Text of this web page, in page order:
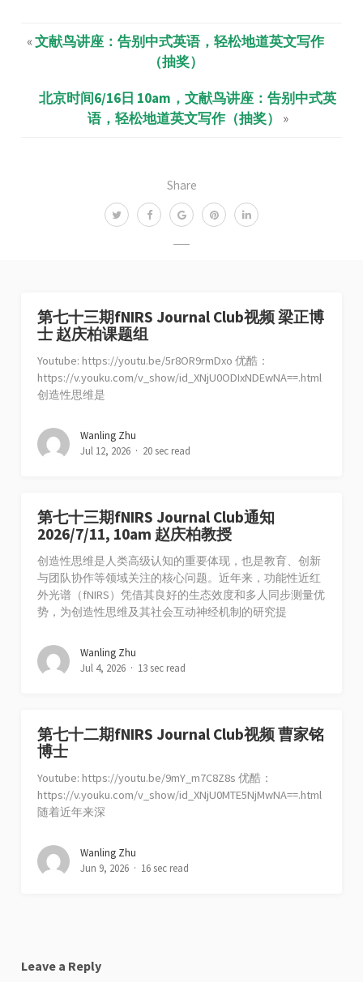
Share
«文献鸟讲座：告别中式英语，轻松地道英文写作
（抽奖）
北京时间6/16日 10am，文献鸟讲座：告别中式英
语，轻松地道英文写作（抽奖）
»
第七十三期fNIRS Journal Club视频 梁正博
士 赵庆柏课题组
Youtube: https://youtu.be/5r8OR9rmDxo 优酷：
https://v.youku.com/v_show/id_XNjU0ODIxNDEwNA==.html
创造性思维是
Wanling Zhu
Jul 12, 2026
20 sec read
第七十三期fNIRS Journal Club通知
2026/7/11, 10am 赵庆柏教授
创造性思维是人类高级认知的重要体现，也是教育、创新
与团队协作等领域关注的核心问题。近年来，功能性近红
外光谱（fNIRS）凭借其良好的生态效度和多人同步测量优
势，为创造性思维及其社会互动神经机制的研究提
Wanling Zhu
Jul 4, 2026
13 sec read
第七十二期fNIRS Journal Club视频 曹家铭
博士
Youtube: https://youtu.be/9mY_m7C8Z8s 优酷：
https://v.youku.com/v_show/id_XNjU0MTE5NjMwNA==.html
随着近年来深
Wanling Zhu
Jun 9, 2026
16 sec read
Leave a Reply